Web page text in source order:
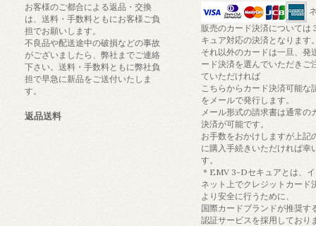
お客様のご都合による返品・交換
は、送料・手数料ともにお客様ご負
担でお願いします。
不良品や配送途中の破損などの事故
がございましたら、弊社までご連絡
下さい。送料・手数料ともに弊社負
担で早急に新品をご送付いたしま
す。
返品送料
販売のカード決済については
キュア対応の決済となります
それ以外のカードは一旦、発
ード決済を選んでいただきご
ていただければ
こちらからカード決済可能な
をメールで発行します。
メール形式の請求書は通常の
決済が可能です。
お手数をおかけしますが上記
に購入手続きいただければ幸
す。
＊EMV 3-Dセキュアとは、
ネット上でクレジットカード
より安全に行うために、
国際カードブランドが推奨す
認証サービスを採用しており